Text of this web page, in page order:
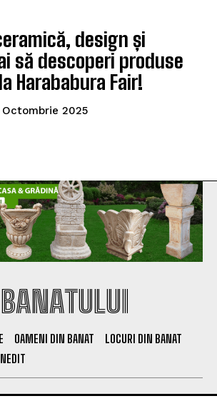
design și
să descoperi produse
Harababura Fair!
Octombrie 2025
OAMENI DIN BANAT
LOCURI DIN BANAT